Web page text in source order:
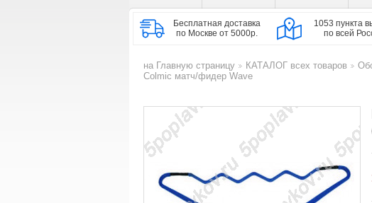
Бесплатная доставка
по Москве от 5000р.
1053 пункта
по всей
на Главную страницу
>
КАТАЛОГ всех товаров
Colmic матч/фидер Wave